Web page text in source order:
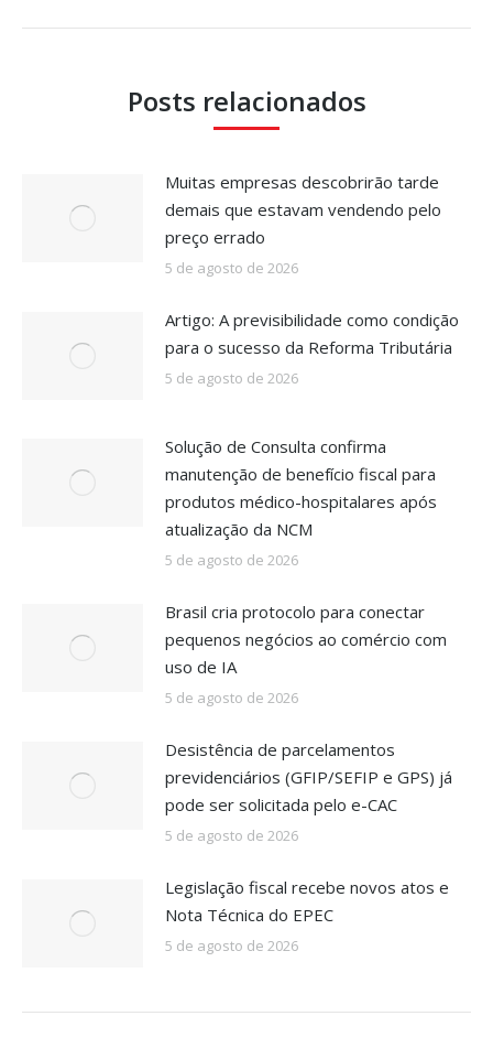
Posts relacionados
Muitas empresas descobrirão tarde
demais que estavam vendendo pelo
preço errado
5 de agosto de 2026
Artigo: A previsibilidade como condição
para o sucesso da Reforma Tributária
5 de agosto de 2026
Solução de Consulta confirma
manutenção de benefício fiscal para
produtos médico-hospitalares após
atualização da NCM
5 de agosto de 2026
Brasil cria protocolo para conectar
pequenos negócios ao comércio com
uso de IA
5 de agosto de 2026
Desistência de parcelamentos
previdenciários (GFIP/SEFIP e GPS) já
pode ser solicitada pelo e-CAC
5 de agosto de 2026
Legislação fiscal recebe novos atos e
Nota Técnica do EPEC
5 de agosto de 2026